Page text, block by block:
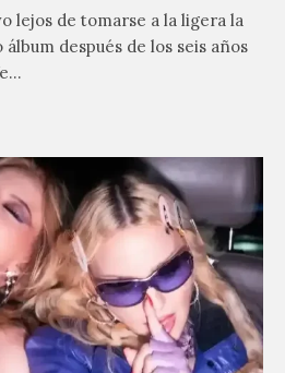
lejos de tomarse a la ligera la
después de los seis años